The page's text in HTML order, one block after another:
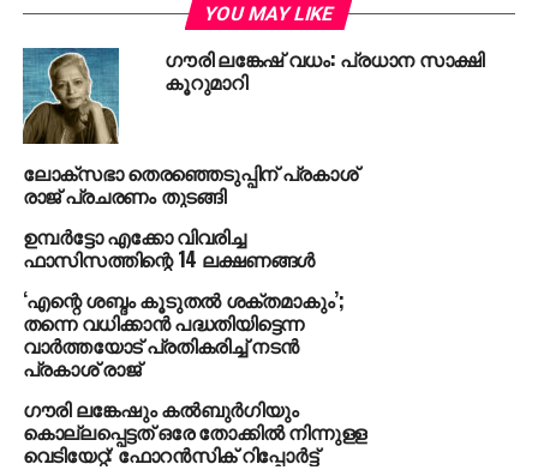
വിദഗ്ധ പരിശോധനക്കയച്ച സിസിടിവി ദൃശ്യങ്ങളില്‍
നിന്നു കൂടുതല്‍ തെളിവു ലഭിക്കുമെന്നാണ്
പ്രതീക്ഷയെന്ന് പൊലീസ് പറഞ്ഞു.
UP NEXT
മുംബൈ സ്‌ഫോടനക്കേസ്; താഹിര്‍ മര്‍ച്ചന്റിനും
ഫിറോസ്ഖാനും വധശിക്ഷ
‘പറഞ്ഞതെല്ലാം കള്ളം’; നാദിര്‍ഷയെ വീണ്ടും
ചോദ്യം ചെയ്യും; അറസ്റ്റ് സാധ്യതയില്‍
മുന്‍കൂര്‍ജാമ്യം തേടി താരം
YOU MAY LIKE
ഗൗരി ലങ്കേഷ് വധം: പ്രധാന സാക്ഷി
കൂറുമാറി
ലോക്‌സഭാ തെരഞ്ഞെടുപ്പിന് പ്രകാശ്
രാജ് പ്രചരണം തുടങ്ങി
ഉമ്പര്‍ട്ടോ എക്കോ വിവരിച്ച
ഫാസിസത്തിന്റെ 14 ലക്ഷണങ്ങള്‍
‘എന്റെ ശബ്ദം കൂടുതല്‍ ശക്തമാകും’;
തന്നെ വധിക്കാന്‍ പദ്ധതിയിട്ടെന്ന
വാര്‍ത്തയോട് പ്രതികരിച്ച് നടന്‍
പ്രകാശ് രാജ്
ഗൗരി ലങ്കേഷും കല്‍ബുര്‍ഗിയും
കൊല്ലപ്പെട്ടത് ഒരേ തോക്കില്‍ നിന്നുളള
വെടിയേറ്റ്: ഫോറന്‍സിക് റിപ്പോര്‍ട്ട്